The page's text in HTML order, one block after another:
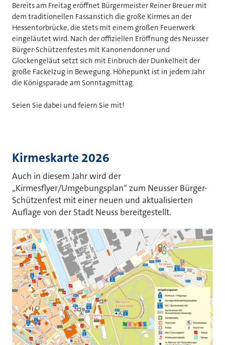
Bereits am Freitag eröffnet Bürgermeister Reiner Breuer mit
dem traditionellen Fassanstich die große Kirmes an der
Hessentorbrücke, die stets mit einem großen Feuerwerk
eingeläutet wird. Nach der offiziellen Eröffnung des Neusser
Bürger-Schützenfestes mit Kanonendonner und
Glockengeläut setzt sich mit Einbruch der Dunkelheit der
große Fackelzug in Bewegung. Höhepunkt ist in jedem Jahr
die Königsparade am Sonntagmittag.
Seien Sie dabei und feiern Sie mit!
Kirmeskarte 2026
Auch in diesem Jahr wird der
„Kirmesflyer/Umgebungsplan“ zum Neusser Bürger-
Schützenfest mit einer neuen und aktualisierten
Auflage von der Stadt Neuss bereitgestellt.